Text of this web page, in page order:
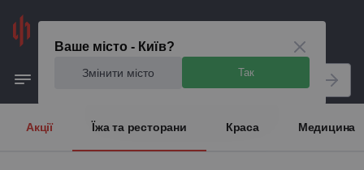
Ваше місто - Київ?
Змінити місто Так
Акції Їжа та ресторани Краса Медицина